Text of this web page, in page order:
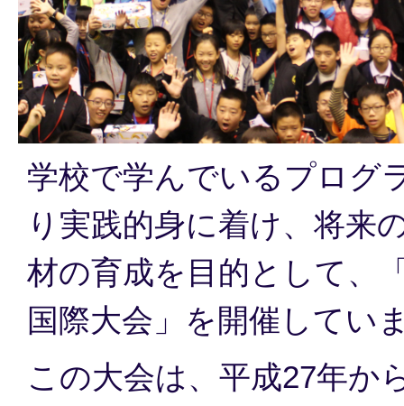
学校で学んでいるプログ
り実践的身に着け、将来
材の育成を目的として、
国際大会」を開催してい
この大会は、平成27年か